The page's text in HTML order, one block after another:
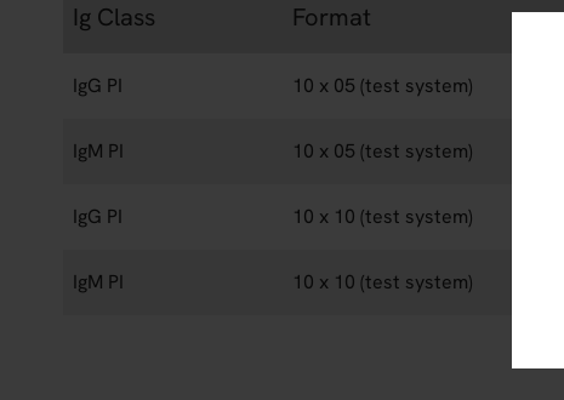
Ig Class Format
IgG PI 10 x 05 (test system)
IgM PI 10 x 05 (test system)
IgG PI 10 x 10 (test system)
IgM PI 10 x 10 (test system)